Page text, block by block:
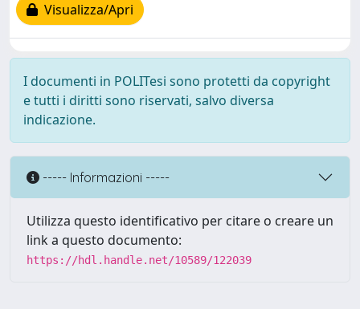
Visualizza/Apri
I documenti in POLITesi sono protetti da copyright
e tutti i diritti sono riservati, salvo diversa
indicazione.
----- Informazioni -----
Utilizza questo identificativo per citare o creare un
link a questo documento:
https://hdl.handle.net/10589/122039